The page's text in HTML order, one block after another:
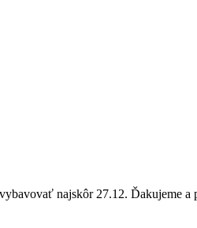
najskôr 27.12. Ďakujeme a